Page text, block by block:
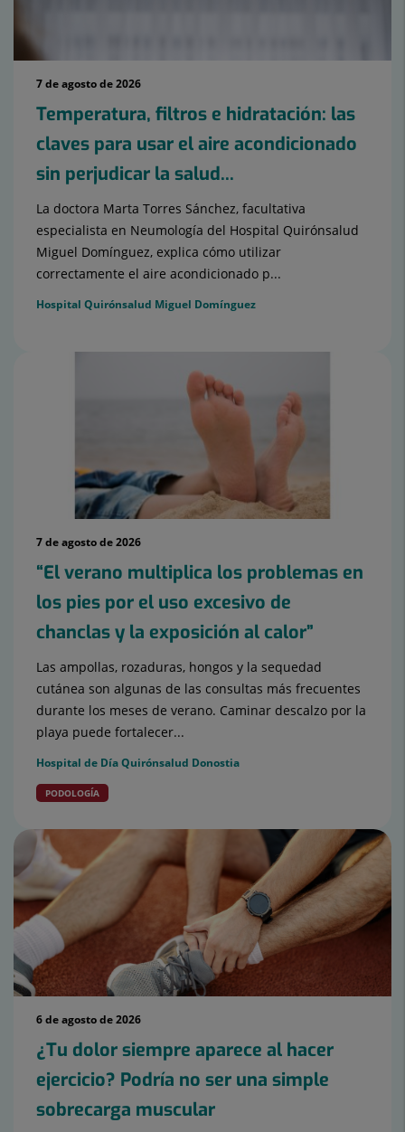
7 de agosto de 2026
Temperatura, filtros e hidratación: las
claves para usar el aire acondicionado
sin perjudicar la salud...
La doctora Marta Torres Sánchez, facultativa
especialista en Neumología del Hospital Quirónsalud
Miguel Domínguez, explica cómo utilizar
correctamente el aire acondicionado p...
Hospital Quirónsalud Miguel Domínguez
7 de agosto de 2026
“El verano multiplica los problemas en
los pies por el uso excesivo de
chanclas y la exposición al calor”
Las ampollas, rozaduras, hongos y la sequedad
cutánea son algunas de las consultas más frecuentes
durante los meses de verano. Caminar descalzo por la
playa puede fortalecer...
Hospital de Día Quirónsalud Donostia
PODOLOGÍA
6 de agosto de 2026
¿Tu dolor siempre aparece al hacer
ejercicio? Podría no ser una simple
sobrecarga muscular